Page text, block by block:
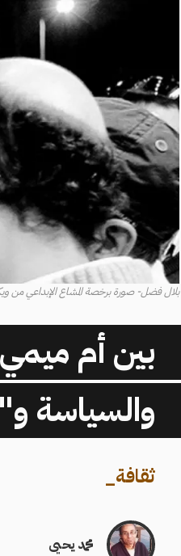
بلال فضل- صورة برخصة المشاع الإبداعي من
بين أم
والسياسة
ثقافة_
محمد يحيى